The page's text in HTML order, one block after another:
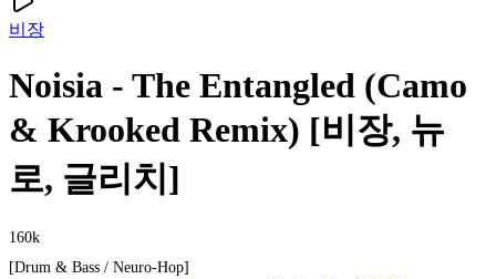
비장
Noisia - The Entangled (Camo
& Krooked Remix) [비장, 뉴
로, 글리치]
160k
[Drum & Bass / Neuro-Hop]